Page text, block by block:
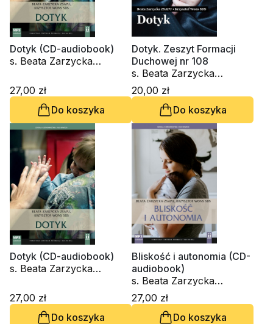
Dotyk (CD-audiobook)
s. Beata Zarzycka
Wons SDS
27,00 zł
Do koszyka
Dotyk. Zeszyt Formacji
Duchowej nr 108
s. Beata Zarzycka
ZSAPU, ks. Krzysztof
Wons SDS
20,00 zł
Do koszyka
Dotyk (CD-audiobook)
s. Beata Zarzycka
Wons SDS
27,00 zł
Do koszyka
Bliskość i autonomia (CD-
audiobook)
s. Beata Zarzycka
ZSAPU, ks. Krzysztof
Wons SDS
27,00 zł
Do koszyka